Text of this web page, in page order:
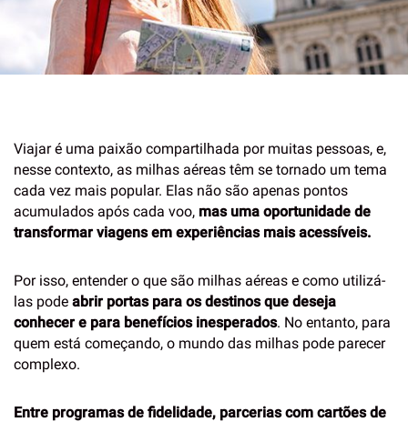
Viajar é uma paixão compartilhada por muitas pessoas, e,
nesse contexto, as milhas aéreas têm se tornado um tema
cada vez mais popular. Elas não são apenas pontos
acumulados após cada voo, mas uma oportunidade de
transformar viagens em experiências mais acessíveis.
Por isso, entender o que são milhas aéreas e como utilizá-
las pode abrir portas para os destinos que deseja
conhecer e para benefícios inesperados. No entanto, para
quem está começando, o mundo das milhas pode parecer
complexo.
Entre programas de fidelidade, parcerias com cartões de